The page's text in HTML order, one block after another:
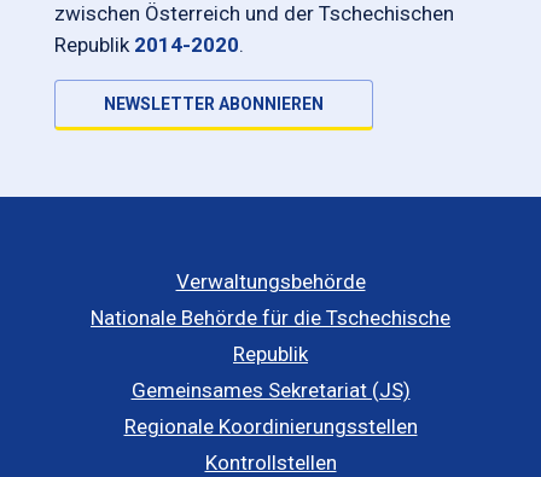
zwischen Österreich und der Tschechischen
Republik 2014-2020.
NEWSLETTER ABONNIEREN
Verwaltungsbehörde
Nationale Behörde für die Tschechische
Republik
Gemeinsames Sekretariat (JS)
Regionale Koordinierungsstellen
Kontrollstellen